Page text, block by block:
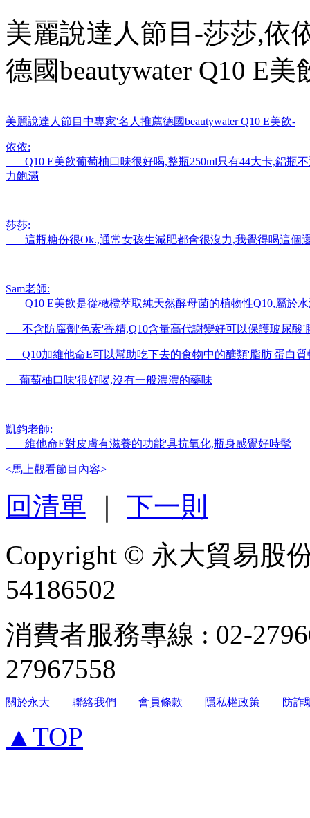
美麗說達人節目-莎莎,依
德國beautywater Q10 E美
美麗說達人節目中專家'名人推薦德國beautywater Q10 E美飲-
依依:
Q10 E美飲葡萄柚口味很好喝,整瓶250ml只有44大卡,鋁瓶
力飽滿
莎莎:
這瓶糖份很Ok.,通常女孩生減肥都會很沒力,我覺得喝這個
Sam老師:
Q10 E美飲是從橄欖萃取純天然酵母菌的植物性Q10,屬於
不含防腐劑'色素'香精,Q10含量高代謝變好可以保護玻尿酸'
Q10加維他命E可以幫助吃下去的食物中的醣類'脂肪'蛋白
葡萄柚口味'很好喝,沒有一般濃濃的藥味
凱鈞老師:
維他命E對皮膚有滋養的功能'具抗氧化,瓶身感覺好時髦
<馬上觀看節目內容>
回清單
下一則
Copyright © 永大貿易股
54186502
消費者服務專線 : 02-
27967558
關於永大 聯絡我們 會員條款 隱私權政策 防詐
▲TOP